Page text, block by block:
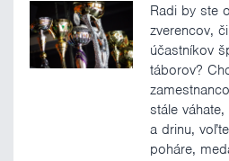
Radi by ste
zverencov,
účastníkov
táborov?
stále
a drinu,
poháre,